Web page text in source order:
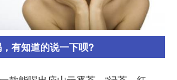
有知道的说一下呗?